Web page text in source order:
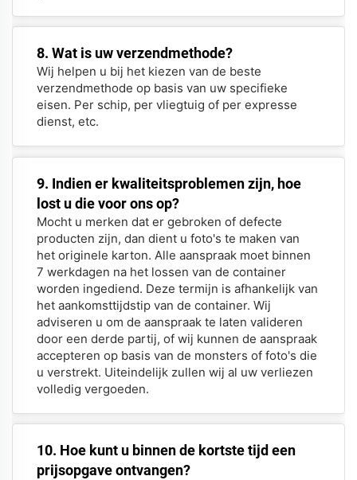
8. Wat is uw verzendmethode?
Wij helpen u bij het kiezen van de beste
verzendmethode op basis van uw specifieke
eisen. Per schip, per vliegtuig of per expresse
dienst, etc.
9. Indien er kwaliteitsproblemen zijn, hoe
lost u die voor ons op?
Mocht u merken dat er gebroken of defecte
producten zijn, dan dient u foto's te maken van
het originele karton. Alle aanspraak moet binnen
7 werkdagen na het lossen van de container
worden ingediend. Deze termijn is afhankelijk van
het aankomsttijdstip van de container. Wij
adviseren u om de aanspraak te laten valideren
door een derde partij, of wij kunnen de aanspraak
accepteren op basis van de monsters of foto's die
u verstrekt. Uiteindelijk zullen wij al uw verliezen
volledig vergoeden.
10. Hoe kunt u binnen de kortste tijd een
prijsopgave ontvangen?